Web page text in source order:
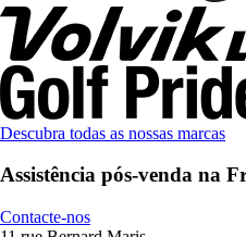
Descubra todas as nossas marcas
Assistência pós-venda na
Contacte-nos